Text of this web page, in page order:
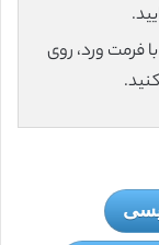
فرمت ورد، روی